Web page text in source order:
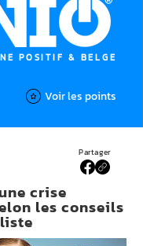
POSITIF & BELGE
Voir les points
Partager
crise
les conseils